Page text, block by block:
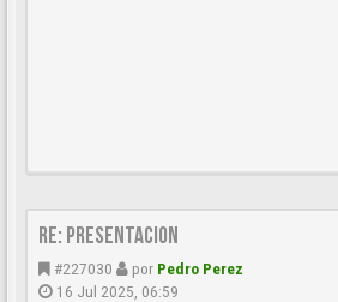
Re: Presentacion
#227030 por Pedro Perez
16 Jul 2025, 06:59